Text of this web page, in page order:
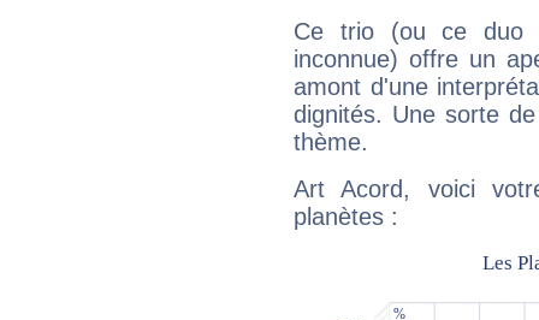
Ce trio (ou ce duo
inconnue) offre un
amont d'une
dignités. Une sorte
thème.
Art Acord, voici
planètes :